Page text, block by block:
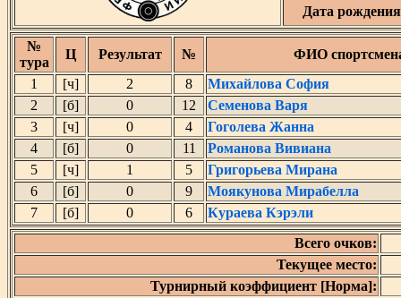
Дата рождения
№
тура
Ц Результат №
ФИО
1
[ч] 2 8
Михайлова София
2
[б] 0 12
Семенова Варя
3
[ч] 0 4
Гоголева Жанна
4
[б] 0 11
Романова Вивиана
5
[ч] 1 5
Григорьева Мирана
6
[б] 0 9
Моякунова Мирабелла
7
[б] 0 6
Кураева Кэрэли
Всего очков:
Текущее место:
Турнирный коэффициент [Норма]: